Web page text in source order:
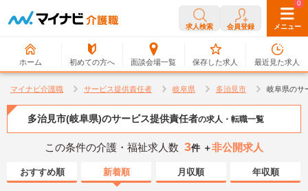
求人検索 会員登録 メニュー
ホーム 初めての方へ 面談会場一覧
0
保存した求人
0
最近見た求人
マイナビ介護職 サービス提供責任者 岐阜県 多治見市 岐阜県のサ
多治見市(岐阜県)のサービス提供責任者の求人・転職一覧
この条件の介護・福祉求人数 3件 ＋非公開求人
おすすめ順 新着順 月収順 年収順